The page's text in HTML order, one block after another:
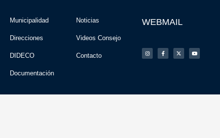
Municipalidad
Direcciones
DIDECO
Documentación
Noticias
Videos Consejo
Contacto
WEBMAIL